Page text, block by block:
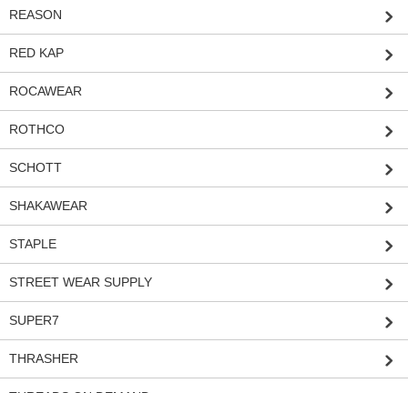
REASON
RED KAP
ROCAWEAR
ROTHCO
SCHOTT
SHAKAWEAR
STAPLE
STREET WEAR SUPPLY
SUPER7
THRASHER